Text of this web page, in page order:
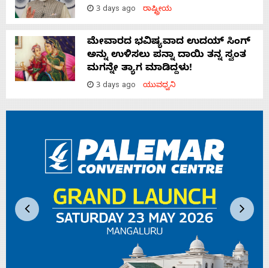
3 days ago ರಾಷ್ಟ್ರೀಯ
ಮೇವಾರದ ಭವಿಷ್ಯವಾದ ಉದಯ್ ಸಿಂಗ್
ಅನ್ನು ಉಳಿಸಲು ಪನ್ನಾ ದಾಯಿ ತನ್ನ ಸ್ವಂತ
ಮಗನ್ನೇ ತ್ಯಾಗ ಮಾಡಿದ್ದಳು!
3 days ago ಯುವಧ್ವನಿ